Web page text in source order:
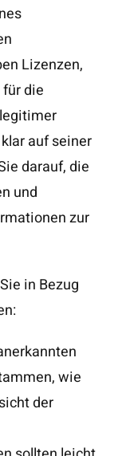
Lizenzen,
die
auf seiner
darauf, die
und
zur
in Bezug
wie
der